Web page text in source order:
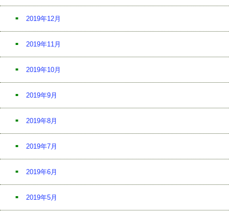
2019年12月
2019年11月
2019年10月
2019年9月
2019年8月
2019年7月
2019年6月
2019年5月